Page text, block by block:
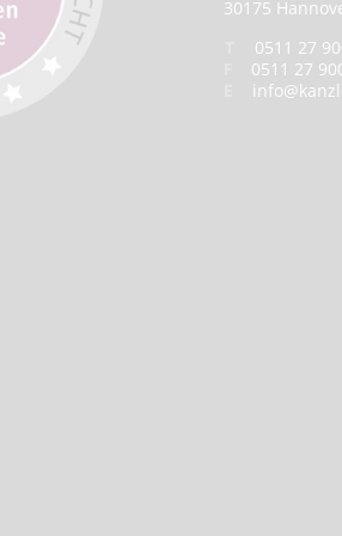
30175
0511 27
0511 27